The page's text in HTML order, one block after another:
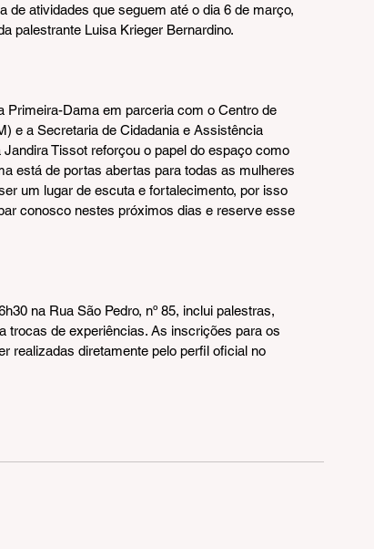
de atividades que seguem até o dia 6 de março,
palestrante Luisa Krieger Bernardino.
Primeira-Dama em parceria com o Centro de
e a Secretaria de Cidadania e Assistência
Tissot reforçou o papel do espaço como
está de portas abertas para todas as mulheres
um lugar de escuta e fortalecimento, por isso
conosco nestes próximos dias e reserve esse
na Rua São Pedro, nº 85, inclui palestras,
trocas de experiências. As inscrições para os
realizadas diretamente pelo perfil oficial no